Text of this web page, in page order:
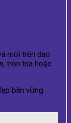
môi trên dao
tròn trịa hoặc
bền vững